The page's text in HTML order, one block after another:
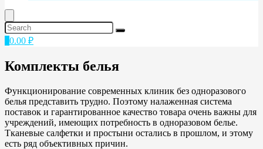
0.00 ₽
Комплекты белья
Функционирование современных клиник без одноразового
белья представить трудно. Поэтому налаженная система
поставок и гарантированное качество товара очень важны для
учреждений, имеющих потребность в одноразовом белье.
Тканевые салфетки и простыни остались в прошлом, и этому
есть ряд объективных причин.